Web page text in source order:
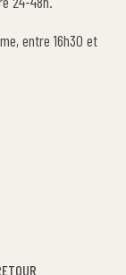
entre 16h30 et